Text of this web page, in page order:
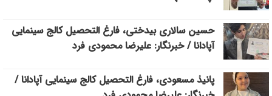
حسین سالاری بیدختی، فارغ التحصیل کالج سینمایی
آپادانا / خبرنگار: علیرضا محمودی فرد
پانیذ مسعودی، فارغ التحصیل کالج سینمایی آپادانا /